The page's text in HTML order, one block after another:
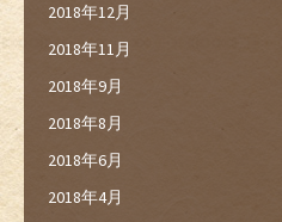
2018年12月
2018年11月
2018年9月
2018年8月
2018年6月
2018年4月